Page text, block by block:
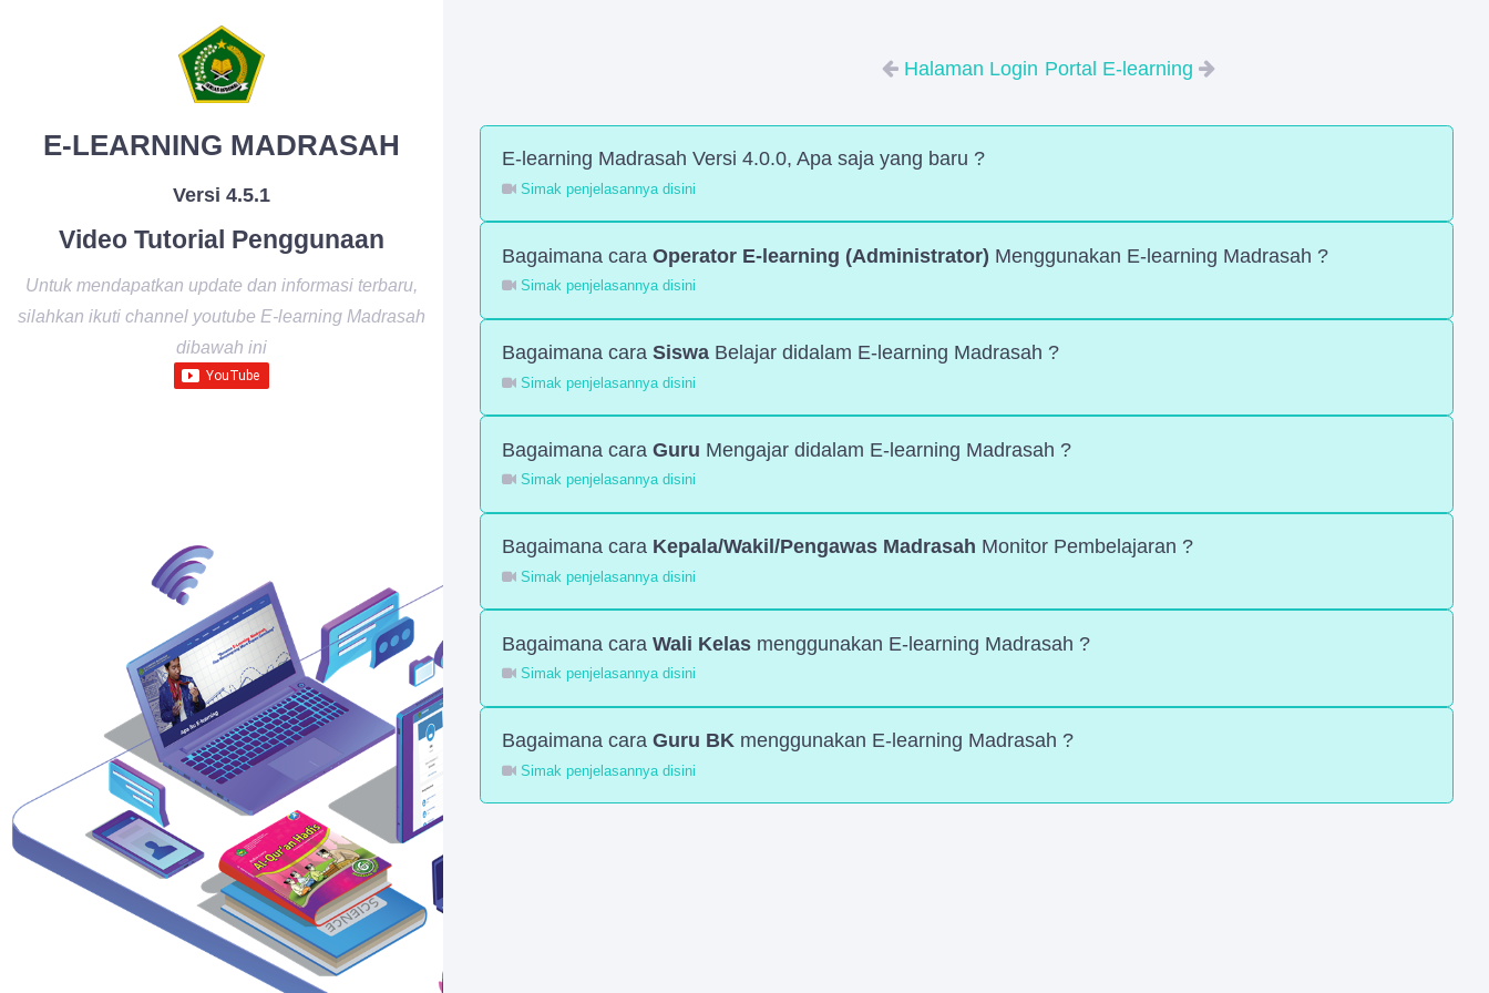
E-LEARNING MADRASAH
Versi 4.5.1
Video Tutorial Penggunaan
Untuk mendapatkan update dan informasi terbaru,
silahkan ikuti channel youtube E-learning Madrasah
dibawah ini
Halaman Login Portal E-learning
E-learning Madrasah Versi 4.0.0, Apa saja yang baru ?
Simak penjelasannya disini
Bagaimana cara Operator E-learning (Administrator) Menggunakan E-learning Madrasah ?
Simak penjelasannya disini
Bagaimana cara Siswa Belajar didalam E-learning Madrasah ?
Simak penjelasannya disini
Bagaimana cara Guru Mengajar didalam E-learning Madrasah ?
Simak penjelasannya disini
Bagaimana cara Kepala/Wakil/Pengawas Madrasah Monitor Pembelajaran ?
Simak penjelasannya disini
Bagaimana cara Wali Kelas menggunakan E-learning Madrasah ?
Simak penjelasannya disini
Bagaimana cara Guru BK menggunakan E-learning Madrasah ?
Simak penjelasannya disini